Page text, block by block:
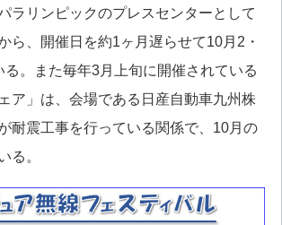
ラリンピックのプレスセンターとして
ら、開催日を約1ヶ月遅らせて10月2・
。また毎年3月上旬に開催されている
ア」は、会場である日産自動車九州株
耐震工事を行っている関係で、10月の
る。